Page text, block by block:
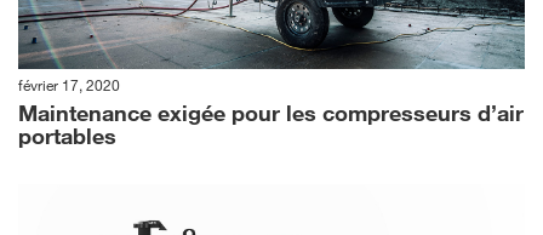
février 17, 2020
Maintenance exigée pour les compresseurs d’air
portables